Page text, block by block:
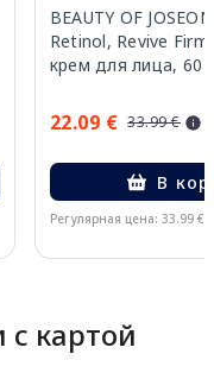
BEAUTY OF
Retinol, Revive
крем для лица, 60
22.09 € 33.99 €
В
Регулярная цена: 33.99 €
картой